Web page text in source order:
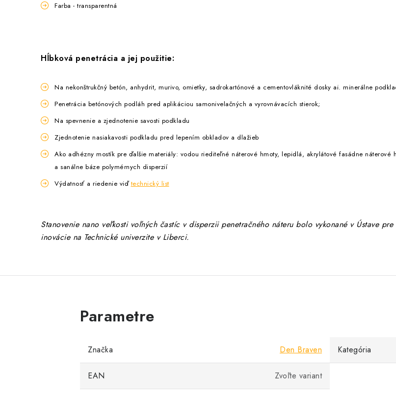
Farba - transparentná
Hĺbková penetrácia a jej použitie:
Na nekonštrukčný betón, anhydrit, murivo, omietky, sadrokartónové a cementovláknité dosky ai. minerálne
Penetrácia betónových podláh pred aplikáciou samonivelačných a vyrovnávacích stierok;
Na spevnenie a zjednotenie savosti podkladu
Zjednotenie nasiakavosti podkladu pred lepením obkladov a dlažieb
Ako adhézny mostík pre ďalšie materiály: vodou riediteľné náterové hmoty, lepidlá, akrylátové fasádne náterové
a sanálne báze polymérnych disperzií
Výdatnosť a riedenie viď technický list
Stanovenie nano veľkosti voľných častíc v disperzii penetračného náteru bolo vykonané v Ústave
inovácie na Technické univerzite v Liberci.
Značka Den Braven Kategória
EAN Zvoľte variant